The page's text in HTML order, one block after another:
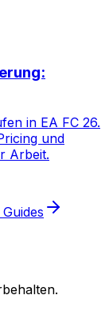
in EA FC 26.
und
Arbeit.